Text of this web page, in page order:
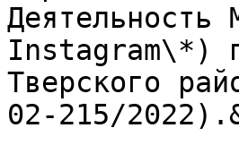
Instagram\*)
Тверского
02-215/